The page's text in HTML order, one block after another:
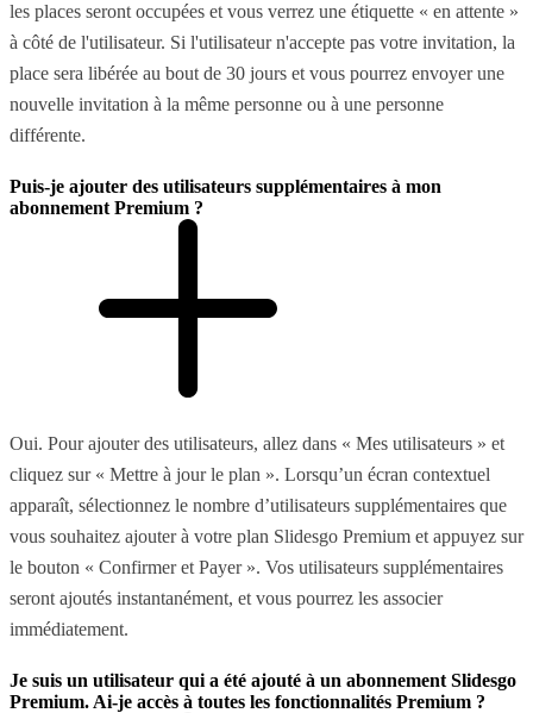
les places seront occupées et vous verrez une étiquette « en attente »
à côté de l'utilisateur. Si l'utilisateur n'accepte pas votre invitation, la
place sera libérée au bout de 30 jours et vous pourrez envoyer une
nouvelle invitation à la même personne ou à une personne
différente.
Puis-je ajouter des utilisateurs supplémentaires à mon
abonnement Premium ?
Oui. Pour ajouter des utilisateurs, allez dans « Mes utilisateurs » et
cliquez sur « Mettre à jour le plan ». Lorsqu’un écran contextuel
apparaît, sélectionnez le nombre d’utilisateurs supplémentaires que
vous souhaitez ajouter à votre plan Slidesgo Premium et appuyez sur
le bouton « Confirmer et Payer ». Vos utilisateurs supplémentaires
seront ajoutés instantanément, et vous pourrez les associer
immédiatement.
Je suis un utilisateur qui a été ajouté à un abonnement Slidesgo
Premium. Ai-je accès à toutes les fonctionnalités Premium ?